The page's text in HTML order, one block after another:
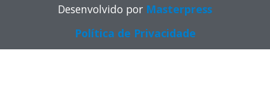
Desenvolvido por Masterpress
Política de Privacidade